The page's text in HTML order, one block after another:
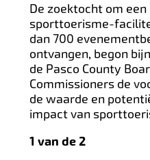
De zoektocht om
sporttoerisme-
dan 700
ontvangen, begon
de Pasco County
Commissioners de
de waarde en
impact van
1 van de 2